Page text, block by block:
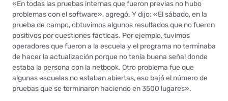
«En todas las pruebas internas que fueron previas no hubo
problemas con el software», agregó. Y dijo: «El sábado, en la
prueba de campo, obtuvimos algunos resultados que no fueron
positivos por cuestiones fácticas. Por ejemplo, tuvimos
operadores que fueron a la escuela y el programa no terminaba
de hacer la actualización porque no tenía buena señal donde
estaba la persona con la netbook. Otro problema fue que
algunas escuelas no estaban abiertas, eso bajó el número de
pruebas que se terminaron haciendo en 3500 lugares».